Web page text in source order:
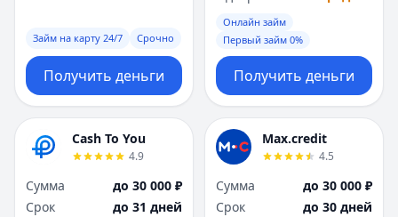
Севастополь
Сочи
Сургут
Т
Тверь
Тольятти
Томск
Тула
Тюмень
Севастополь
Сочи
Сургут
Т
Тверь
Тольятти
Томск
Тула
Тюмень
Займ на карту 24/7 Срочно
Получить деньги
Онлайн займ
Первый займ 0%
Получить деньги
Cash To You
4.9
Сумма
до 30 000 ₽
Срок
до 31 дней
Max.credit
4.5
Сумма
до 30 000 ₽
Срок
до 30 дней